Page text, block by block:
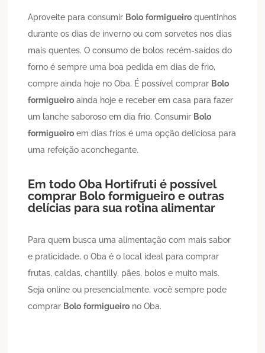
Aproveite para consumir Bolo formigueiro quentinhos
durante os dias de inverno ou com sorvetes nos dias
mais quentes. O consumo de bolos recém-saídos do
forno é sempre uma boa pedida em dias de frio,
compre ainda hoje no Oba. É possível comprar Bolo
formigueiro ainda hoje e receber em casa para fazer
um lanche saboroso em dia frio. Consumir Bolo
formigueiro em dias frios é uma opção deliciosa para
uma refeição aconchegante.
Em todo Oba Hortifruti é possível
comprar Bolo formigueiro e outras
delícias para sua rotina alimentar
Para quem busca uma alimentação com mais sabor
e praticidade, o Oba é o local ideal para comprar
frutas, caldas, chantilly, pães, bolos e muito mais.
Seja online ou presencialmente, você sempre pode
comprar Bolo formigueiro no Oba.